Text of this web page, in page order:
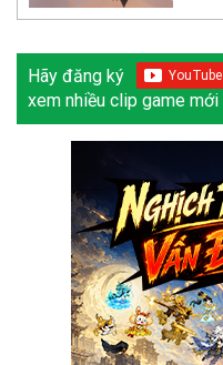
Hãy đăng ký
xem nhiều clip game mới